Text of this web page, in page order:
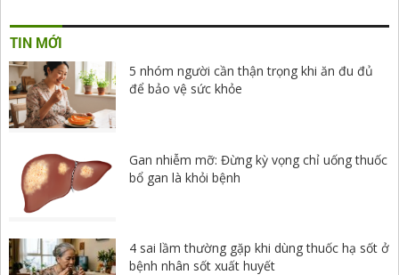
TIN MỚI
5 nhóm người cần thận trọng khi ăn đu đủ
để bảo vệ sức khỏe
Gan nhiễm mỡ: Đừng kỳ vọng chỉ uống thuốc
bổ gan là khỏi bệnh
4 sai lầm thường gặp khi dùng thuốc hạ sốt ở
bệnh nhân sốt xuất huyết